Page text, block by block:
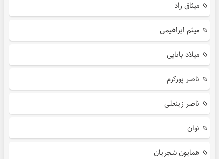
میثاق راد
میثم ابراهیمی
میلاد بابایی
ناصر پورکرم
ناصر زینعلی
نوان
همایون شجریان